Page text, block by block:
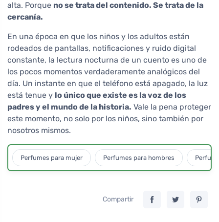
alta. Porque no se trata del contenido. Se trata de la
cercanía.
En una época en que los niños y los adultos están
rodeados de pantallas, notificaciones y ruido digital
constante, la lectura nocturna de un cuento es uno de
los pocos momentos verdaderamente analógicos del
día. Un instante en que el teléfono está apagado, la luz
está tenue y lo único que existe es la voz de los
padres y el mundo de la historia. Vale la pena proteger
este momento, no solo por los niños, sino también por
nosotros mismos.
Perfumes para mujer Perfumes para hombres
Compartir